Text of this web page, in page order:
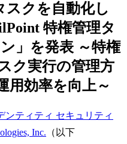
スクを自動化し
特権管理タ
」を発表 ～特権
ク実行の管理方
用効率を向上～
ンティティ セキュリティ
Inc. （以下